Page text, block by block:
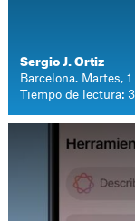
Sergio J. Ortiz
Barcelona. Martes,
Tiempo de lectura: